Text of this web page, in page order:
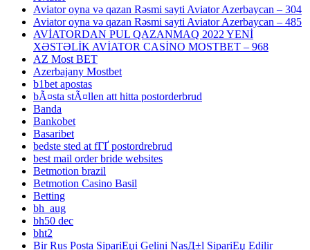
Aviator oyna və qazan Rəsmi sayti Aviator Azerbaycan – 304
Aviator oyna və qazan Rəsmi sayti Aviator Azerbaycan – 485
AVİATORDAN PUL QAZANMAQ 2022 YENİ
XƏSTƏLİK AVİATOR CASİNO MOSTBET – 968
AZ Most BET
Azerbajany Mostbet
b1bet apostas
bÃ¤sta stÃ¤llen att hitta postorderbrud
Banda
Bankobet
Basaribet
bedste sted at fГҐ postordrebrud
best mail order bride websites
Betmotion brazil
Betmotion Casino Basil
Betting
bh_aug
bh50 dec
bht2
Bir Rus Posta SipariЕџi Gelini NasД±l SipariЕџ Edilir